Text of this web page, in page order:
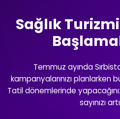
Sağlık
Temmuz ayında
kampanyalarınızı planlarken
Tatil dönemlerinde
sayınızı